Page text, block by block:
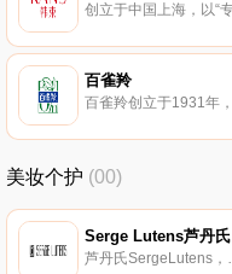
百雀羚
美妆个护 (00)
Serge Lutens芦丹氏